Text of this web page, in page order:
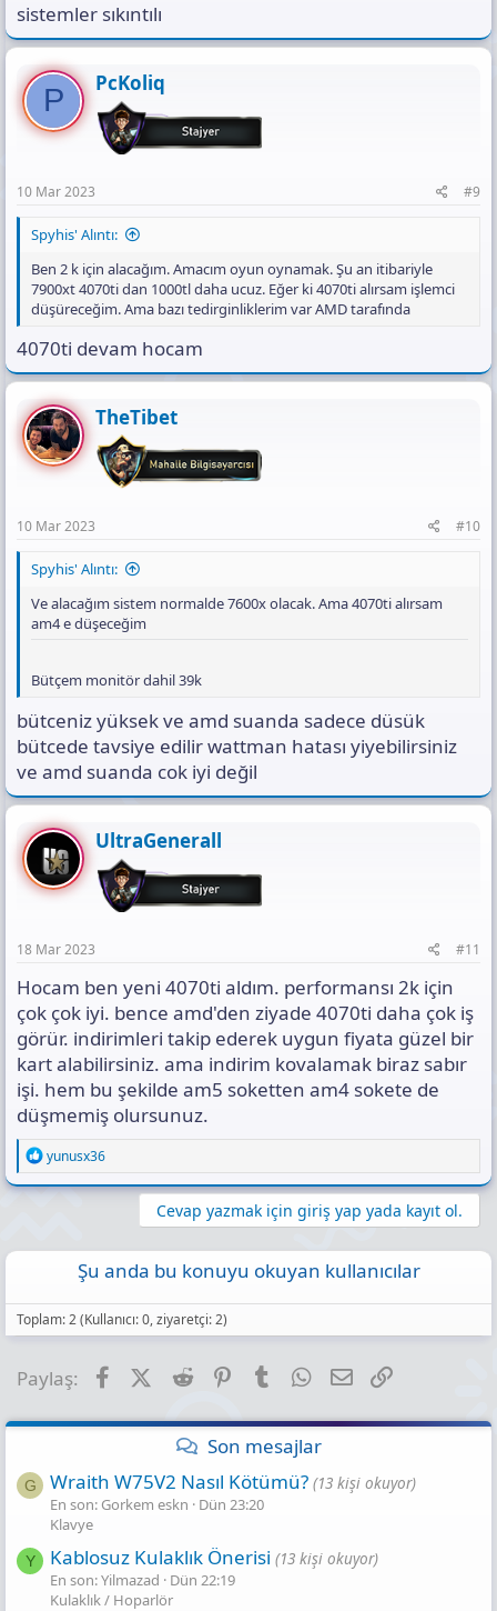
sistemler sıkıntılı
P PcKoliq
10 Mar 2023 #9
Spyhis' Alıntı:
Ben 2 k için alacağım. Amacım oyun oynamak. Şu an itibariyle
7900xt 4070ti dan 1000tl daha ucuz. Eğer ki 4070ti alırsam işlemci
düşüreceğim. Ama bazı tedirginliklerim var AMD tarafında
4070ti devam hocam
TheTibet
10 Mar 2023 #10
Spyhis' Alıntı:
Ve alacağım sistem normalde 7600x olacak. Ama 4070ti alırsam
am4 e düşeceğim
Bütçem monitör dahil 39k
bütceniz yüksek ve amd suanda sadece düsük
bütcede tavsiye edilir wattman hatası yiyebilirsiniz
ve amd suanda cok iyi değil
UltraGenerall
18 Mar 2023 #11
Hocam ben yeni 4070ti aldım. performansı 2k için
çok çok iyi. bence amd'den ziyade 4070ti daha çok iş
görür. indirimleri takip ederek uygun fiyata güzel bir
kart alabilirsiniz. ama indirim kovalamak biraz sabır
işi. hem bu şekilde am5 soketten am4 sokete de
düşmemiş olursunuz.
R
e
a
:
yunusx36
Cevap yazmak için giriş yap yada kayıt ol.
Şu anda bu konuyu okuyan kullanıcılar
Toplam: 2 (Kullanıcı: 0, ziyaretçi: 2)
Paylaş: FacebookX (Twitter)
Reddit PinterestTumblr WhatsApp
E-posta
Son mesajlar
G Wraith W75V2 Nasıl Kötümü? (13 kişi okuyor)
En son: Gorkem eskn
Dün 23:20
Klavye
Y Kablosuz Kulaklık Önerisi (13 kişi okuyor)
En son: Yilmazad
Dün 22:19
Kulaklık / Hoparlör